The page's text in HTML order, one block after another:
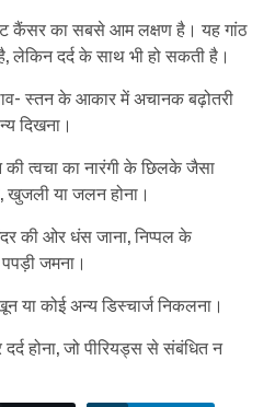
कैंसर का सबसे आम लक्षण है। यह गांठ
लेकिन दर्द के साथ भी हो सकती है।
स्तन के आकार में अचानक बढ़ोतरी
दिखना।
त्वचा का नारंगी के छिलके जैसा
खुजली या जलन होना।
की ओर धंस जाना, निप्पल के
जमना।
या कोई अन्य डिस्चार्ज निकलना।
दर्द होना, जो पीरियड्स से संबंधित न